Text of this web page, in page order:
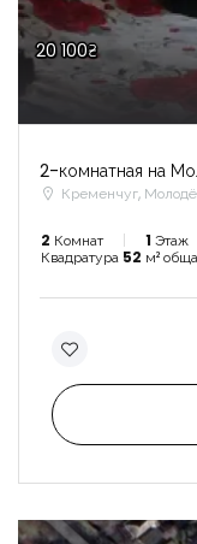
20 100₴
2-комнатная на
Кременчуг,
2 Комнат 1 Этаж
Квадратура 52 м²